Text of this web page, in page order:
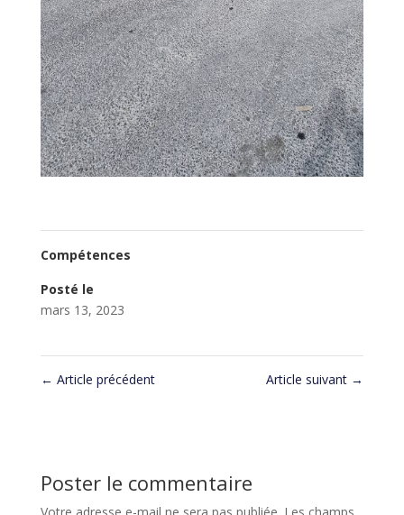
Compétences
Posté le
mars 13, 2023
← Article précédent Article suivant →
Poster le commentaire